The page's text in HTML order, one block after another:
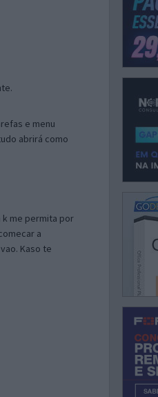
e menu
abrirá como
k me permita por
a
Kaso te